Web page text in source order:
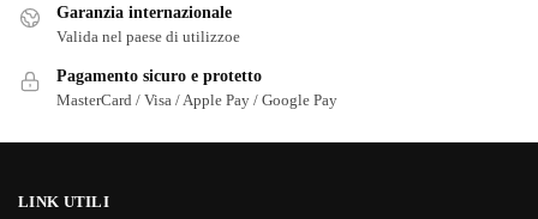
Garanzia internazionale
Valida nel paese di utilizzoe
Pagamento sicuro e protetto
MasterCard / Visa / Apple Pay / Google Pay
LINK UTILI